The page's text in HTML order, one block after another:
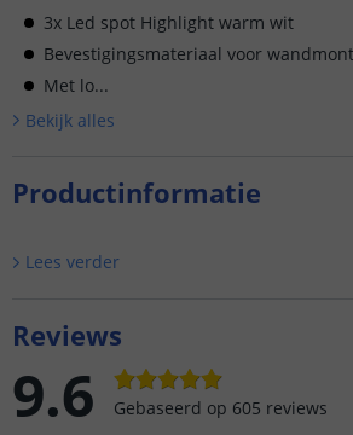
3x Led spot Highlight warm wit
Bevestigingsmateriaal voor
Met lo...
Bekijk alles
Productinformatie
Lees verder
Reviews
9.6 Gebaseerd op 605 reviews